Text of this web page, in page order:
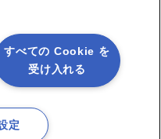
ディア
All Rights Reserved.
すべての Cookie を
受け入れる
定